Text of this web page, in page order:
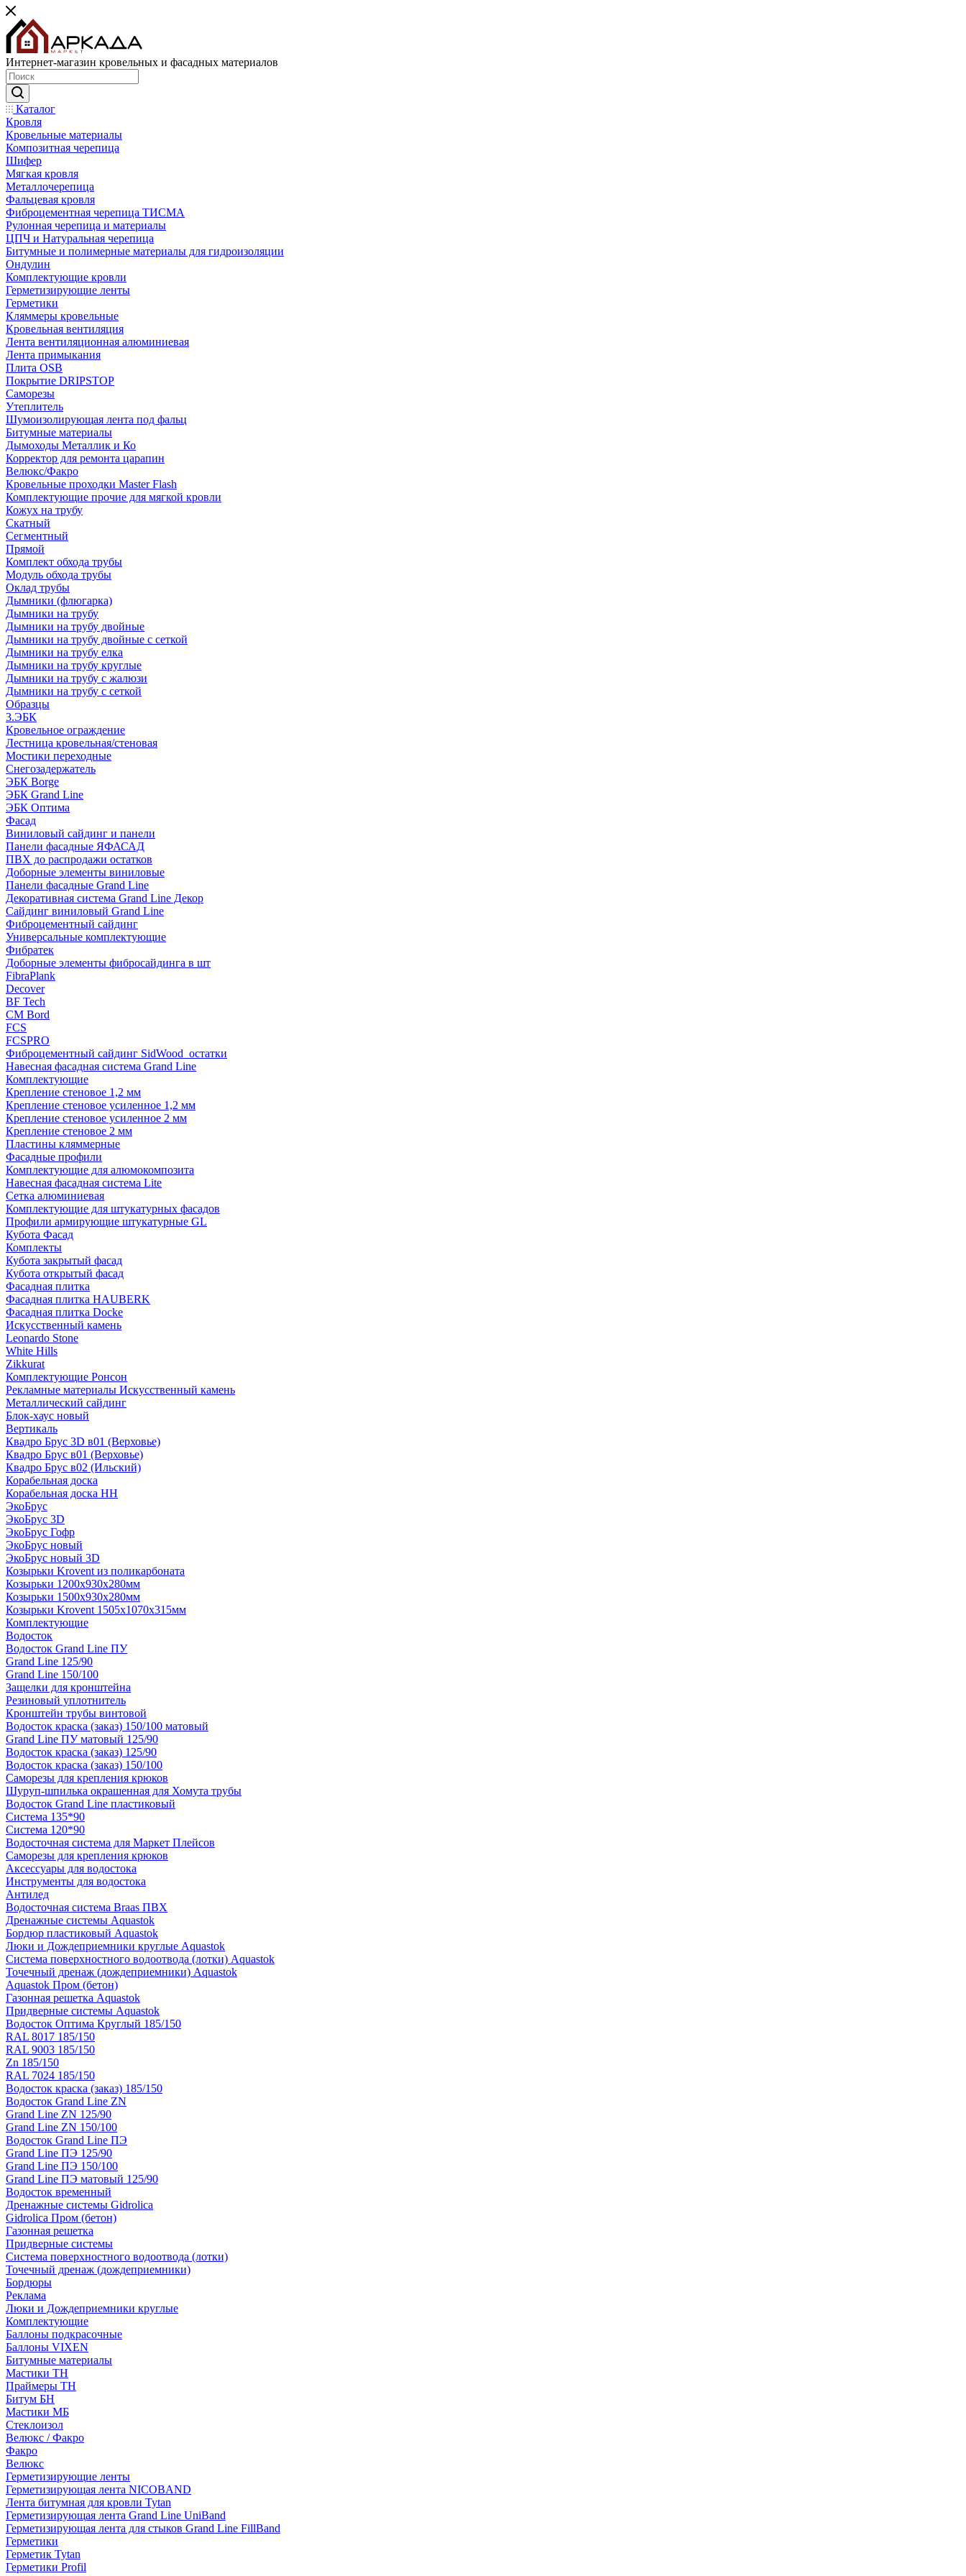
Интернет-магазин кровельных и фасадных материалов
Каталог
Кровля
Кровельные материалы
Композитная черепица
Шифер
Мягкая кровля
Металлочерепица
Фальцевая кровля
Фиброцементная черепица ТИСМА
Рулонная черепица и материалы
ЦПЧ и Натуральная черепица
Битумные и полимерные материалы для гидроизоляции
Ондулин
Комплектующие кровли
Герметизирующие ленты
Герметики
Кляммеры кровельные
Кровельная вентиляция
Лента вентиляционная алюминиевая
Лента примыкания
Плита OSB
Покрытие DRIPSTOP
Саморезы
Утеплитель
Шумоизолирующая лента под фальц
Битумные материалы
Дымоходы Металлик и Ко
Корректор для ремонта царапин
Велюкс/Факро
Кровельные проходки Master Flash
Комплектующие прочие для мягкой кровли
Кожух на трубу
Скатный
Сегментный
Прямой
Комплект обхода трубы
Модуль обхода трубы
Оклад трубы
Дымники (флюгарка)
Дымники на трубу
Дымники на трубу двoйные
Дымники на трубу двoйные с сеткой
Дымники на трубу елка
Дымники на трубу круглые
Дымники на трубу с жалюзи
Дымники на трубу с сеткой
Образцы
3.ЭБК
Кровельное ограждение
Лестница кровельная/стеновая
Мостики переходные
Снегозадержатель
ЭБК Borge
ЭБК Grand Line
ЭБК Оптима
Фасад
Виниловый сайдинг и панели
Панели фасадные ЯФАСАД
ПВХ до распродажи остатков
Доборные элементы виниловые
Панели фасадные Grand Line
Декоративная система Grand Line Декор
Сайдинг виниловый Grand Line
Фиброцементный сайдинг
Универсальные комплектующие
Фибратек
Доборные элементы фибросайдинга в шт
FibraPlank
Decover
BF Tech
CM Bord
FCS
FCSPRO
Фиброцементный сайдинг SidWood_остатки
Навесная фасадная система Grand Line
Комплектующие
Крепление стеновое 1,2 мм
Крепление стеновое усиленное 1,2 мм
Крепление стеновое усиленное 2 мм
Крепление стеновое 2 мм
Пластины кляммерные
Фасадные профили
Комплектующие для алюмокомпозита
Навесная фасадная система Lite
Сетка алюминиевая
Комплектующие для штукатурных фасадов
Профили армирующие штукатурные GL
Кубота Фасад
Комплекты
Кубота закрытый фасад
Кубота открытый фасад
Фасадная плитка
Фасадная плитка HAUBERK
Фасадная плитка Docke
Искусственный камень
Leonardo Stone
White Hills
Zikkurat
Комплектующие Ронсон
Рекламные материалы Искусственный камень
Металлический сайдинг
Блок-хаус новый
Вертикаль
Квадро Брус 3D в01 (Верховье)
Квадро Брус в01 (Верховье)
Квадро Брус в02 (Ильский)
Корабельная доска
Корабельная доска НН
ЭкоБрус
ЭкоБрус 3D
ЭкоБрус Гофр
ЭкоБрус новый
ЭкоБрус новый 3D
Козырьки Krovent из поликарбоната
Козырьки 1200х930х280мм
Козырьки 1500х930х280мм
Козырьки Krovent 1505х1070х315мм
Комплектующие
Водосток
Водосток Grand Line ПУ
Grand Line 125/90
Grand Line 150/100
Защелки для кронштейна
Резиновый уплотнитель
Кронштейн трубы винтовой
Водосток краска (заказ) 150/100 матовый
Grand Line ПУ матовый 125/90
Водосток краска (заказ) 125/90
Водосток краска (заказ) 150/100
Саморезы для крепления крюков
Шуруп-шпилька окрашенная для Хомута трубы
Водосток Grand Line пластиковый
Система 135*90
Система 120*90
Водосточная система для Маркет Плейсов
Саморезы для крепления крюков
Аксессуары для водостока
Инструменты для водостока
Антилед
Водосточная система Braas ПВХ
Дренажные системы Aquastok
Бордюр пластиковый Aquastok
Люки и Дождеприемники круглые Aquastok
Система поверхностного водоотвода (лотки) Aquastok
Точечный дренаж (дождеприемники) Aquastok
Aquastok Пром (бетон)
Газонная решетка Aquastok
Придверные системы Aquastok
Водосток Оптима Круглый 185/150
RAL 8017 185/150
RAL 9003 185/150
Zn 185/150
RAL 7024 185/150
Водосток краска (заказ) 185/150
Водосток Grand Line ZN
Grand Line ZN 125/90
Grand Line ZN 150/100
Водосток Grand Line ПЭ
Grand Line ПЭ 125/90
Grand Line ПЭ 150/100
Grand Line ПЭ матовый 125/90
Водосток временный
Дренажные системы Gidrolica
Gidrolica Пром (бетон)
Газонная решетка
Придверные системы
Система поверхностного водоотвода (лотки)
Точечный дренаж (дождеприемники)
Бордюры
Рекламa
Люки и Дождеприемники круглые
Комплектующие
Баллоны подкрасочные
Баллоны VIXEN
Битумные материалы
Мастики ТН
Праймеры ТН
Битум БН
Мастики МБ
Стеклоизол
Велюкс / Факро
Факро
Велюкс
Герметизирующие ленты
Герметизирующая лента NICOBAND
Лента битумная для кровли Tytan
Герметизирующая лента Grand Line UniBand
Герметизирующая лента для стыков Grand Line FillBand
Герметики
Герметик Tytan
Герметики Profil